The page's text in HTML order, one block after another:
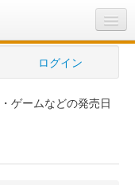
ログイン
ゲームなどの発売日